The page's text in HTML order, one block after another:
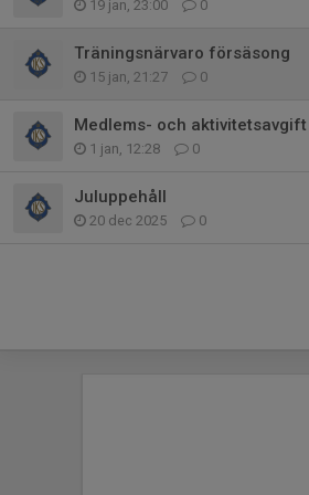
19 jan, 23:00 0
Träningsnärvaro försäsong
15 jan, 21:27 0
Medlems- och
1 jan, 12:28 0
Juluppehåll
20 dec 2025 0